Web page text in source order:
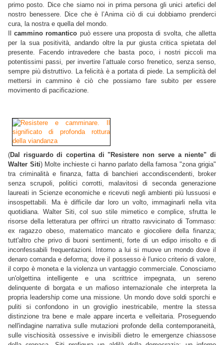
primo posto. Dice che siamo noi in prima persona gli unici artefici del
nostro benessere. Dice che è l’Anima ciò di cui dobbiamo prenderci
cura, la nostra e quella del mondo.
Ilcammino romantico può essere una proposta di svolta, che alletta
per la sua positività, andando oltre la pur giusta critica spietata del
presente. Facendo intravedere che basta poco, i nostri piccoli ma
potentissimi passi, per invertire l’attuale corso frenetico, senza senso,
sempre più distruttivo. La felicità è a portata di piede. La semplicità del
mettersi in cammino è ciò che possiamo fare subito per essere
movimento di pacificazione.
(Dal risguardo di copertina di "Resistere non serve a niente" di
Walter Siti) Molte inchieste ci hanno parlato della famosa "zona grigia"
tra criminalità e finanza, fatta di banchieri accondiscendenti, broker
senza scrupoli, politici corrotti, malavitosi di seconda generazione
laureati in Scienze economiche e ricevuti negli ambienti più lussuosi e
insospettabili. Ma è difficile dar loro un volto, immaginarli nella vita
quotidiana. Walter Siti, col suo stile mimetico e complice, sfrutta le
risorse della letteratura per offrirci un ritratto ravvicinato di Tommaso:
ex ragazzo obeso, matematico mancato e giocoliere della finanza;
tutt'altro che privo di buoni sentimenti, forte di un edipo irrisolto e di
inconfessabili frequentazioni. Intorno a lui si muove un mondo dove il
denaro comanda e deforma; dove il possesso è l'unico criterio di valore,
il corpo è moneta e la violenza un vantaggio commerciale. Conosciamo
un'olgettina intelligente e una scrittrice impegnata, un sereno
delinquente di borgata e un mafioso internazionale che interpreta la
propria leadership come una missione. Un mondo dove soldi sporchi e
puliti si confondono in un groviglio inestricabile, mentre la stessa
distinzione tra bene e male appare incerta e velleitaria. Proseguendo
nell'indagine narrativa sulle mutazioni profonde della contemporaneità,
sulle vischiosità ossessive e invisibili dietro le emergenze chiassose